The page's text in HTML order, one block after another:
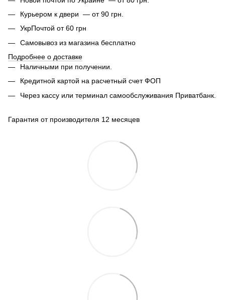
Курьером к двери — от 90 грн.
УкрПочтой от 60 грн
Самовывоз из магазина бесплатно
Подробнее о доставке
Наличными при получении.
Кредитной картой на расчетный счет ФОП
Через кассу или терминал самообслуживания Приватбанк.
Гарантия от производителя 12 месяцев